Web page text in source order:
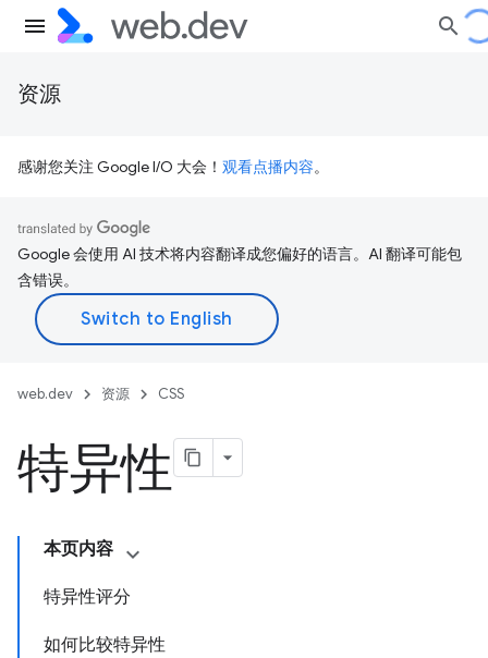
资源
感谢您关注 Google I/O 大会！ 观看点播内容。
Google 会使用 AI 技术将内容翻译成您偏好的语言。AI 翻译可能包
含错误。
web.dev 资源 CSS
特异性
本页内容
特异性评分
如何比较特异性